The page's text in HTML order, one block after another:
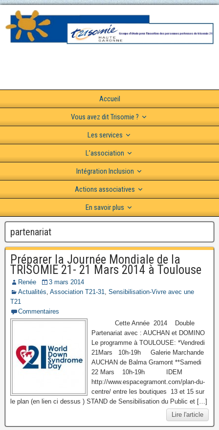
Accueil
Vous avez dit Trisomie ?
Les services
L’association
Intégration Inclusion
Actions associatives
En savoir plus
partenariat
Préparer la Journée Mondiale de la
TRISOMIE 21- 21 Mars 2014 à Toulouse
Renée
3 mars 2014
Actualités, Association T21-31, Sensibilisation-Vivre avec une
T21
Commentaires
Cette Année 2014 Double
Partenariat avec : AUCHAN et DOMINO
Le programme à TOULOUSE: *Vendredi
21Mars 10h-19h Galerie Marchande
AUCHAN de Balma Gramont **Samedi
22 Mars 10h-19h IDEM
http://www.espacegramont.com/plan-du-
centre/ entre les boutiques 13 et 15 sur
le plan (en lien ci dessus ) STAND de Sensibilisation du Public et […]
Lire l'article